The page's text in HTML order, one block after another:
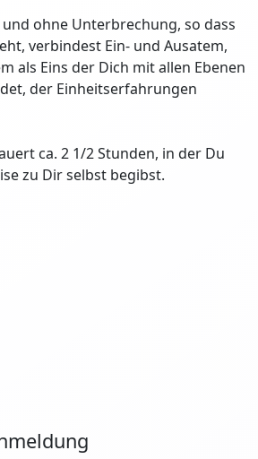
ohne Unterbrechung, so dass
verbindest Ein- und Ausatem,
als Eins der Dich mit allen Ebenen
der Einheitserfahrungen
ca. 2 1/2 Stunden, in der Du
zu Dir selbst begibst.